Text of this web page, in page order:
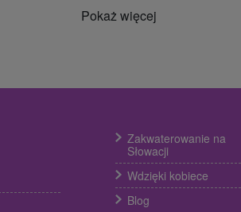
Pokaż więcej
Zakwaterowanie na
Słowacji
Wdzięki kobiece
Blog